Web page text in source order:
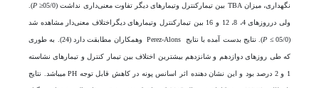
نگهداری، میزان TBA بین تیمارکنترل وتیمار­های دیگر تفاوت معنی‌داری نداشت (05/0≤
P
).
ولی درروزهای 4، 8، 12 و 16 بین تیمارکنترل وتیمارهای دیگراختلاف معنی‌دار مشاهده شد
(05/0 ≥
P
). نتایج بدست آمده با نتایج Perez-Alons وهمکاران مطابقت دارد (24). به طوری
که طی روز­های دوازدهم و شانزدهم بیشترین اختلاف بین تیمار کنترل و تیمار­های نشاسته
1 و 2 درصد بود و این نشان دهنده اثر اسانس پونه در کاهش قابل توجه PH می­باشد. نتایج